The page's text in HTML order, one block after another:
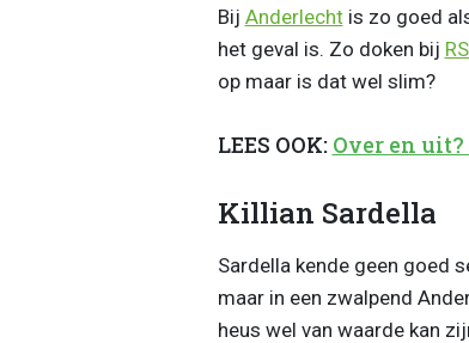
Bij Anderlechtis zo goed
het geval is. Zo doken bij
op maar is dat wel slim?
LEES OOK: Over en
Killian Sardella
Sardella kende geen goed
maar in een zwalpend
heus wel van waarde kan